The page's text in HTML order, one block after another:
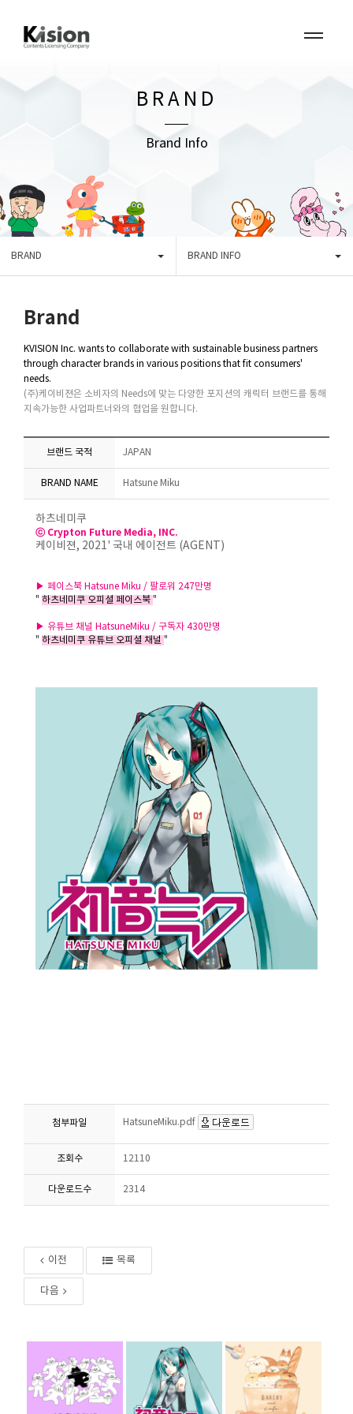
BRAND
Brand Info
BRAND BRAND INFO
Brand
KVISION Inc. wants to collaborate with sustainable business partners
through character brands in various positions that fit consumers'
needs.
(주)케이비젼은 소비자의 Needs에 맞는 다양한 포지션의 캐릭터 브랜드를 통해
지속가능한 사업파트너와의 협업을 원합니다.
브랜드 국적 JAPAN
BRAND NAME Hatsune Miku
하츠네미쿠
ⓒ Crypton Future Media, INC.
케이비젼, 2021' 국내 에이전트 (AGENT)
▶ 페이스북 Hatsune Miku / 팔로워 247만명
" 하츠네미쿠 오피셜 페이스북 "
▶ 유튜브 채널 HatsuneMiku / 구독자 430만명
" 하츠네미쿠 유튜브 오피셜 채널 "
첨부파일 HatsuneMiku.pdf
조회수 12110
다운로드수 2314
이전 목록
다음